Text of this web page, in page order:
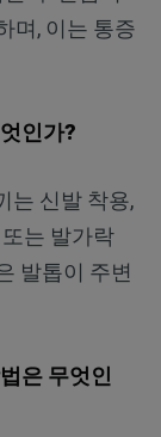
며, 이는 통증
인가?
는 신발 착용,
는 발가락
발톱이 주변
은 무엇인